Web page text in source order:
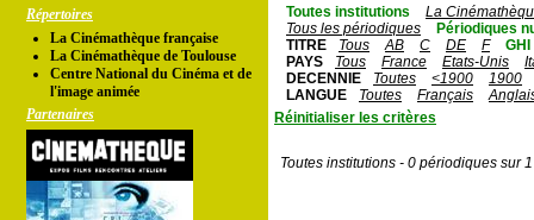
Répertoires
La Cinémathèque française
La Cinémathèque de Toulouse
Centre National du Cinéma et de
l'image animée
Partenaires
Toutes institutions
La
Tous les périodiques
Périodiques
TITRE
Tous AB C DE F
GHI
PAYS
Tous France Etats-Unis
DECENNIE
Toutes <1900
1900
LANGUE
Toutes Français
Réinitialiser les critères
Toutes institutions - 0 périodiques sur